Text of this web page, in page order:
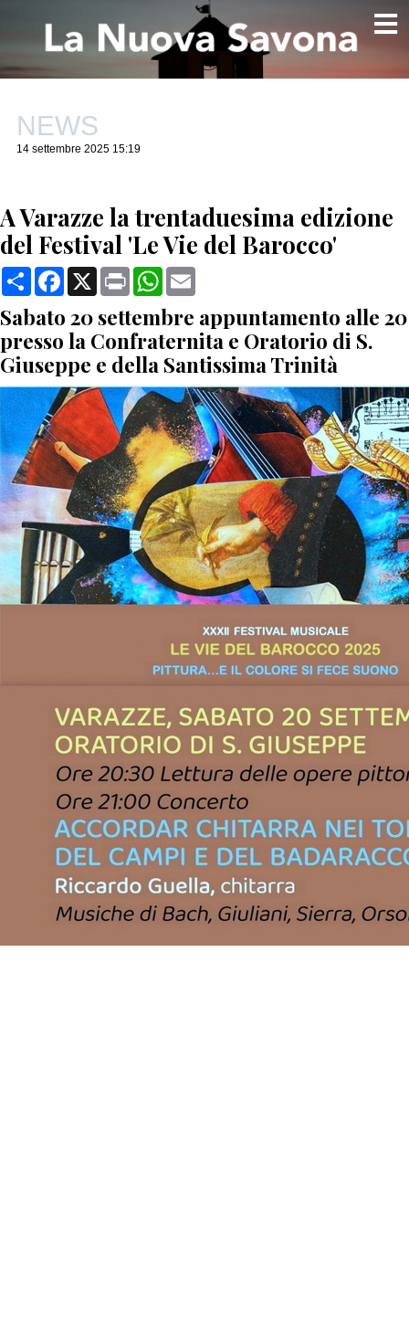
NEWS
14 settembre 2025 15:19
A Varazze la trentaduesima edizione
del Festival 'Le Vie del Barocco'
CondividiFacebook
X Print WhatsApp
Sabato 20 settembre appuntamento alle 20
presso la Confraternita e Oratorio di S.
Giuseppe e della Santissima Trinità